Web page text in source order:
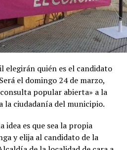
elegirán quién es el candidato
el domingo 24 de marzo,
popular abierta» a la
la ciudadanía del municipio.
idea es que sea la propia
y elija al candidato de la